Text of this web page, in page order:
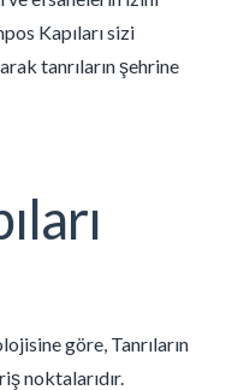
Kapıları sizi
tanrıların şehrine
göre, Tanrıların
noktalarıdır.